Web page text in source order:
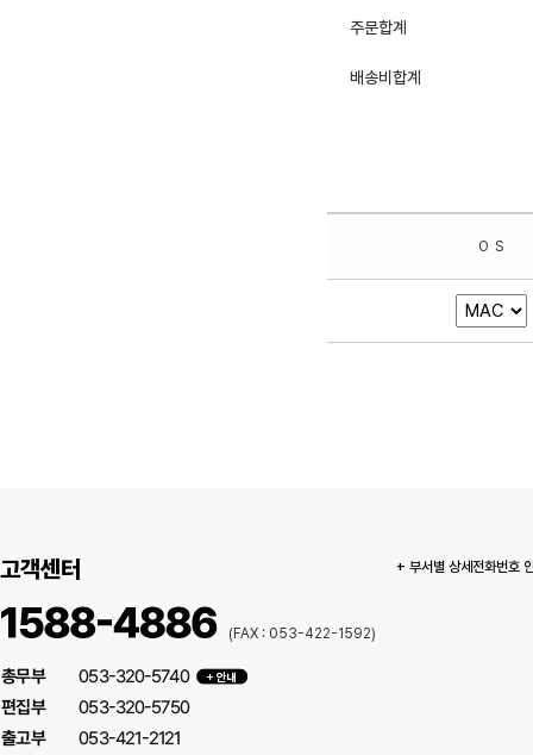
고객센터 + 부서별 상세전화번호
(FAX : 053-422-1592)